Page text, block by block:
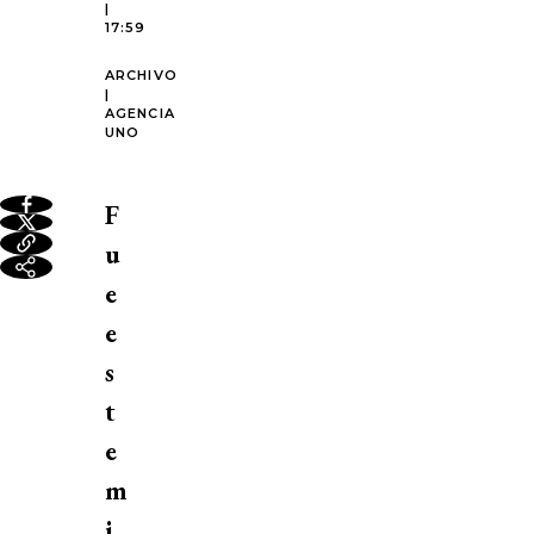
|
17:59
ARCHIVO
|
AGENCIA
UNO
F
u
e
e
s
t
e
m